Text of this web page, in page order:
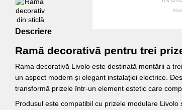
Descriere
Ramă decorativă pentru trei
Rama decorativă Livolo este destinată montării a
un aspect modern și elegant instalației electrice.
transformă prizele într-un element estetic care
Produsul este compatibil cu prizele modulare